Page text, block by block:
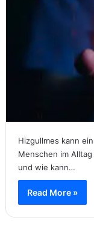
Hizgullmes kann
Menschen im
und wie kann…
Read More »